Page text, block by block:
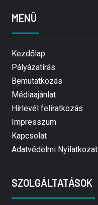
MENÜ
Kezdőlap
Pályázatírás
Bemutatkozás
Médiaajánlat
Hírlevél feliratkozás
Impresszum
Kapcsolat
Adatvédelmi Nyilatkozat
SZOLGÁLTATÁSOK